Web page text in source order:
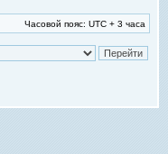
Часовой пояс: UTC + 3 часа